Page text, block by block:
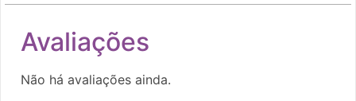
Avaliações
Não há avaliações ainda.